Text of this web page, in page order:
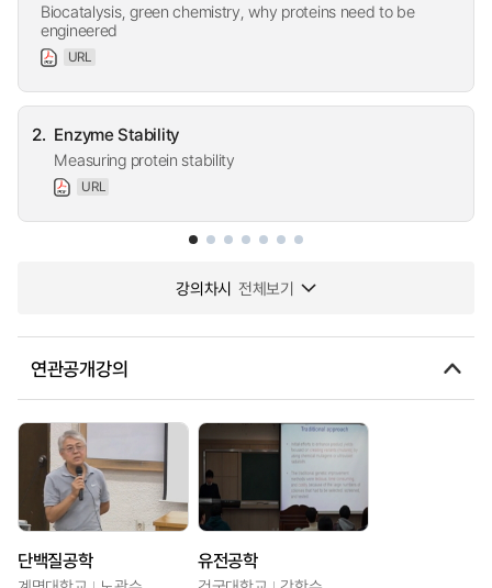
Biocatalysis, green chemistry, why proteins need to be
engineered
URL
2. Enzyme Stability
Measuring protein stability
URL
강의차시 전체보기
연관공개강의
단백질공학 유전공학